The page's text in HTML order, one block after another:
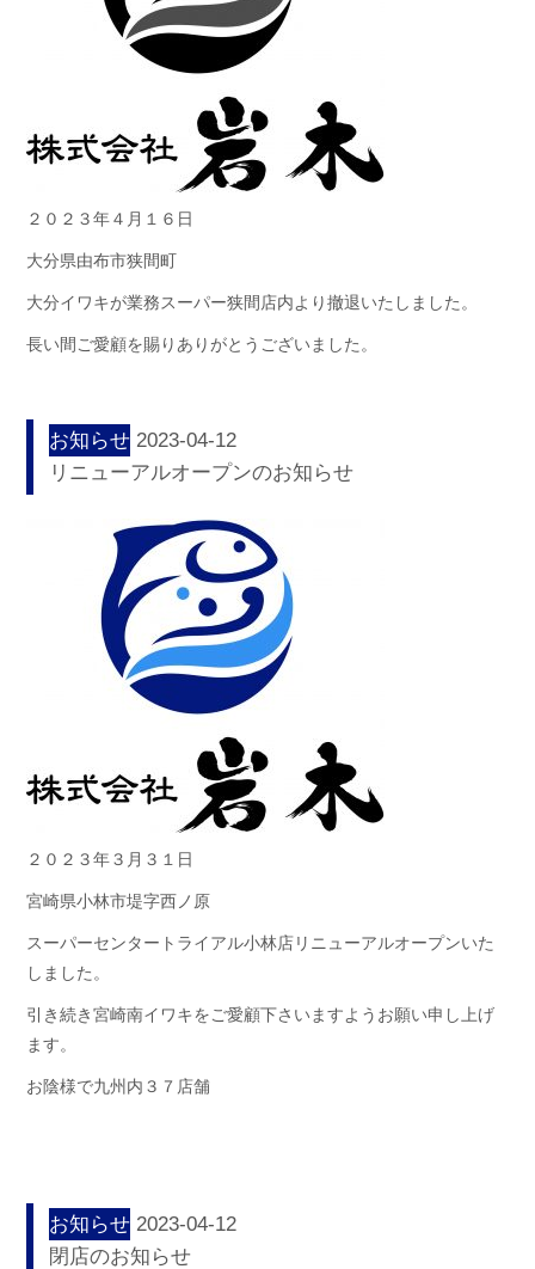
２０２３年４月１６日
大分県由布市狭間町
大分イワキが業務スーパー狭間店内より撤退いたしました。
長い間ご愛顧を賜りありがとうございました。
お知らせ 2023-04-12
リニューアルオープンのお知らせ
２０２３年３月３１日
宮崎県小林市堤字西ノ原
スーパーセンタートライアル小林店リニューアルオープンいた
しました。
引き続き宮崎南イワキをご愛顧下さいますようお願い申し上げ
ます。
お陰様で九州内３７店舗
お知らせ 2023-04-12
閉店のお知らせ